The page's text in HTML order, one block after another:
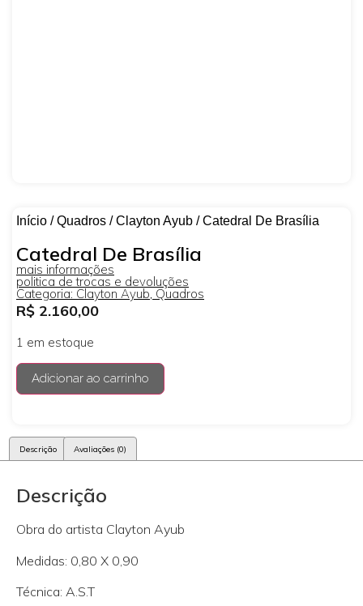
Início /Quadros /Clayton Ayub / Catedral De Brasília
Catedral De Brasília
mais informações
politica de trocas e devoluções
Categoria: Clayton Ayub, Quadros
R$ 2.160,00
1 em estoque
Adicionar ao carrinho
Descrição Avaliações (0)
Descrição
Obra do artista Clayton Ayub
Medidas: 0,80 X 0,90
Técnica: A.S.T